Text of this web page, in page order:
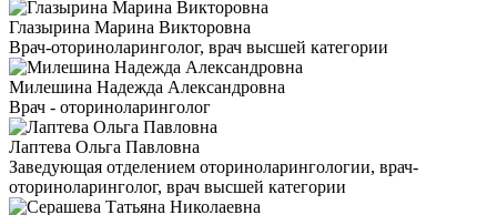
Глазырина Марина Викторовна
Врач-оториноларинголог, врач высшей категории
Милешина Надежда Александровна
Врач - оториноларинголог
Лаптева Ольга Павловна
Заведующая отделением оториноларингологии, врач-
оториноларинголог, врач высшей категории